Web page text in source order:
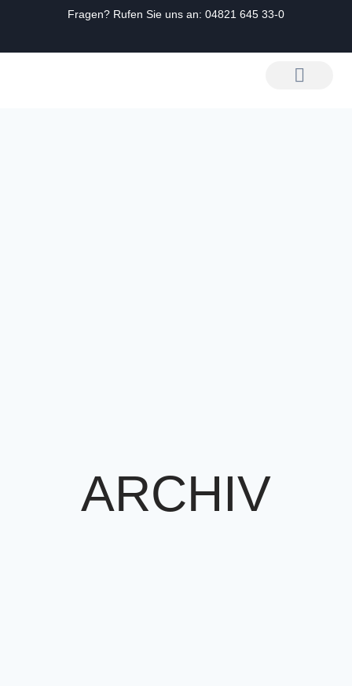
Fragen? Rufen Sie uns an: 04821 645 33-0
ARCHIV